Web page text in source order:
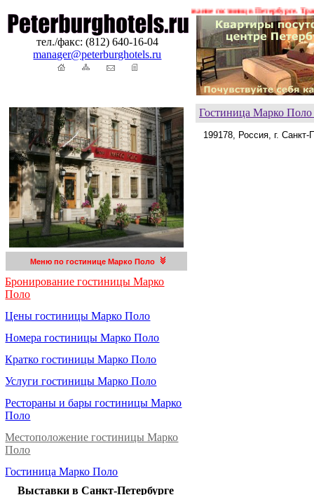
тел./факс: (812) 640-16-04
manager@peterburghotels.ru
Гостиницы Санкт-Петербурга. Бронирование гостиниц в Петербурге.
Меню по гостинице Марко Поло
Бронирование гостиницы Марко
Поло
Цены гостиницы Марко Поло
Номера гостиницы Марко Поло
Кратко гостиницы Марко Поло
Услуги гостиницы Марко Поло
Рестораны и бары гостиницы Марко
Поло
Местоположение гостиницы Марко
Поло
Гостиница Марко Поло
Выставки в Санкт-Петербурге
Гостиница Марко
199178, Россия, г.